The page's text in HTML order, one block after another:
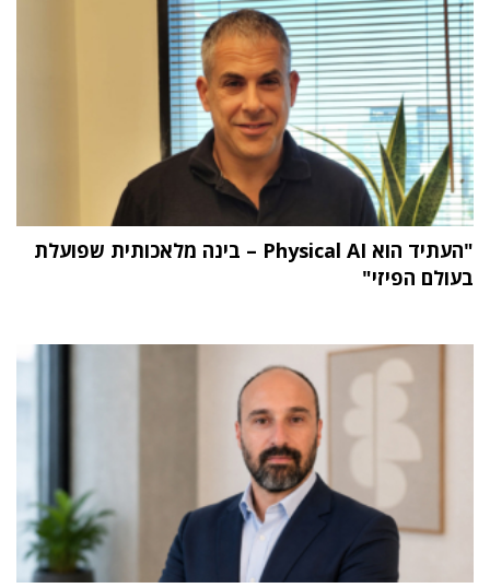
"העתיד הוא Physical AI – בינה מלאכותית שפועלת
בעולם הפיזי"